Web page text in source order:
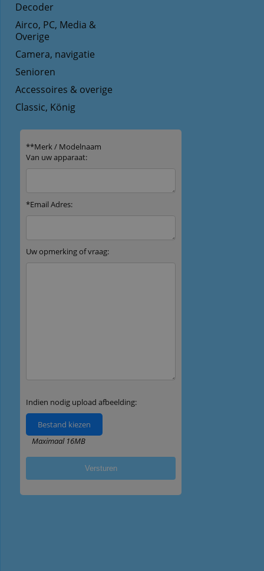
Decoder
Airco, PC, Media &
Overige
Camera, navigatie
Senioren
Accessoires & overige
Classic, König